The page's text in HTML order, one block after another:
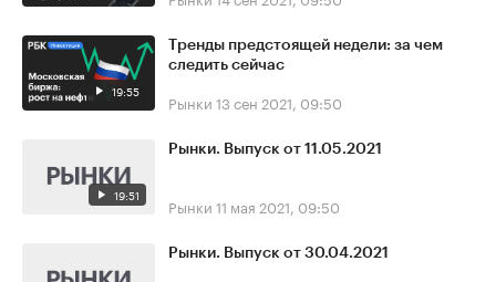
19:55
Тренды предстоящей недели: за чем
следить сейчас
Рынки 13 сен 2021, 09:50
19:51
Рынки. Выпуск от 11.05.2021
Рынки 11 мая 2021, 09:50
Рынки. Выпуск от 30.04.2021